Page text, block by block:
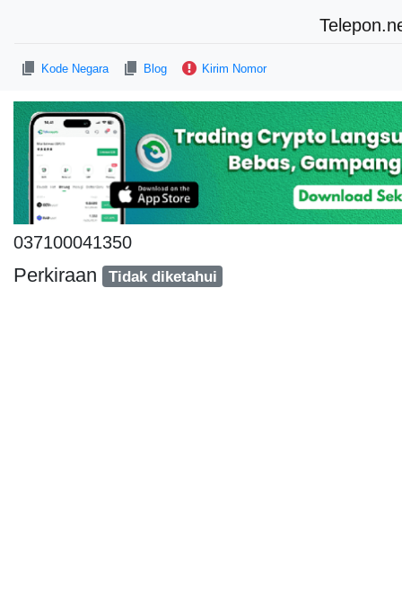
Kode Negara Blog Kirim Nomor
037100041350
Perkiraan Tidak diketahui